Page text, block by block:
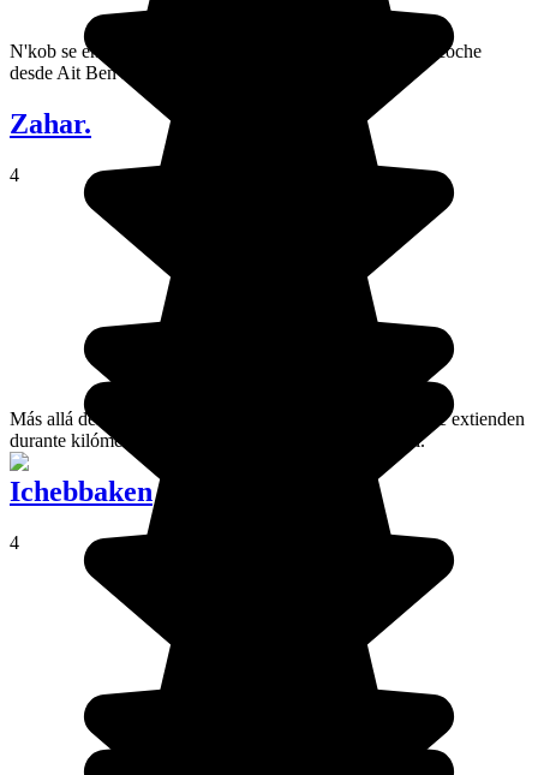
N'kob se encuentra a 30 km de Tazzarine, el trayecto en coche
desde Ait Ben hadu ofrece paisajes grandiosos.
Zahar.
4
Más allá del valle del Drâa, las alta dunas de Erg Zahar se extienden
durante kilómetros en el corazón del desierto marroquí.
Ichebbaken
4